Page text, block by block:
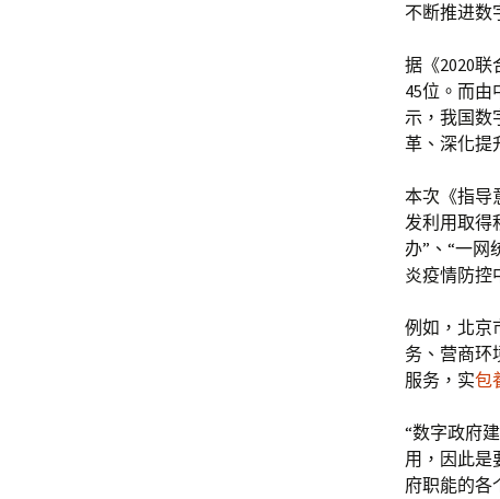
不断推进数
据《2020
45位。而由
示，我国数
革、深化提
本次《指导
发利用取得
办”、“一网
炎疫情防控
例如，北京
务、营商环
服务，实包
“数字政府
用，因此是
府职能的各